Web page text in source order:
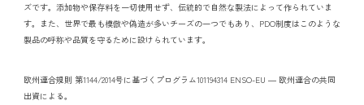
ズです。添加物や保存料を一切使用せず、伝統的で自然な製法によって作られていま
す。また、世界で最も模倣や偽造が多いチーズの一つでもあり、PDO制度はこのような
製品の呼称や品質を守るために設けられています。
欧州連合規則 第1144/2014号に基づくプログラム101194314 ENSO-EU ― 欧州連合の共同
出資による。